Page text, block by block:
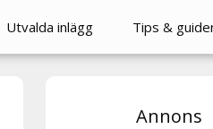
Utvalda inlägg Tips &
Annons